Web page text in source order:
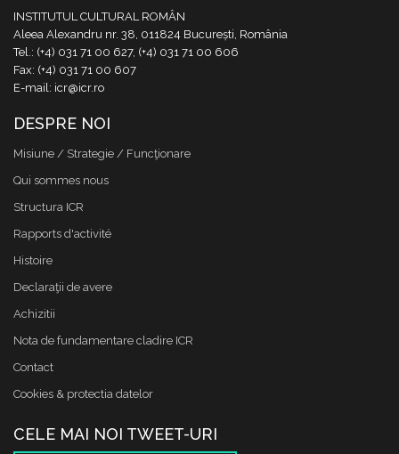
INSTITUTUL CULTURAL ROMÂN
Aleea Alexandru nr. 38, 011824 București, România
Tel.: (+4) 031 71 00 627, (+4) 031 71 00 606
Fax: (+4) 031 71 00 607
E-mail: icr@icr.ro
DESPRE NOI
Misiune / Strategie / Funcţionare
Qui sommes nous
Structura ICR
Rapports d'activité
Histoire
Declaraţii de avere
Achizitii
Nota de fundamentare cladire ICR
Contact
Cookies & protectia datelor
CELE MAI NOI TWEET-URI